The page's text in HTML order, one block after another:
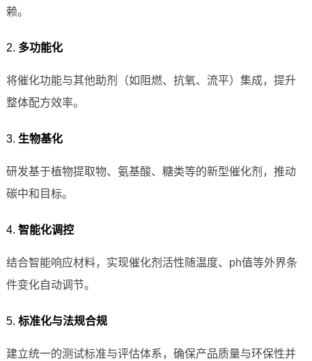
赖。
2. 多功能化
将催化功能与其他助剂（如阻燃、抗氧、流平）集成，提升
整体配方效率。
3. 生物基化
研发基于植物提取物、氨基酸、糖类等的新型催化剂，推动
碳中和目标。
4. 智能化调控
结合智能响应材料，实现催化剂活性随温度、ph值等外界条
件变化自动调节。
5. 标准化与法规合规
建立统一的测试标准与评估体系，确保产品质量与环保性并